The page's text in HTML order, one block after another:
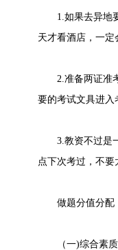
1.如果去异地要
天才看酒店，一定
2.准备两证准考
要的考试文具进入
3.教资不过是一
点下次考过，不要
做题分值分配
（一)综合素